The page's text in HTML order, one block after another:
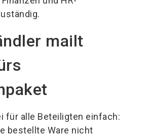
mailt
für alle Beteiligten einfach:
bestellte Ware nicht